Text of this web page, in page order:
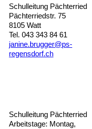
Schulleitung Pächterried
Pächterriedstr. 75
8105 Watt
Tel. 043 343 84 61
janine.brugger@ps-
regensdorf.ch
Schulleitung Pächterried
Arbeitstage: Montag,